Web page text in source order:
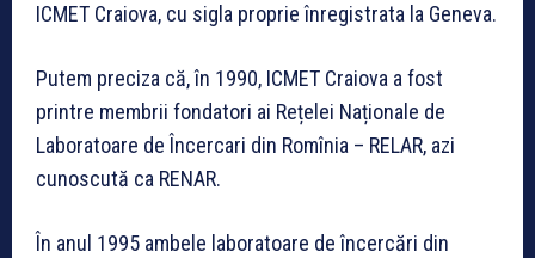
ICMET Craiova, cu sigla proprie înregistrata la Geneva.
Putem preciza că, în 1990, ICMET Craiova a fost
printre membrii fondatori ai Rețelei Naționale de
Laboratoare de Încercari din Romînia – RELAR, azi
cunoscută ca RENAR.
În anul 1995 ambele laboratoare de încercări din